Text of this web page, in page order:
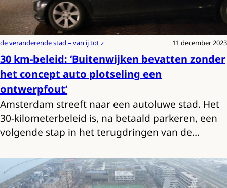
de veranderende stad – van ij tot z 11 december 2023
30 km-beleid: ‘Buitenwijken bevatten zonder
het concept auto plotseling een
ontwerpfout’
Amsterdam streeft naar een autoluwe stad. Het
30-kilometerbeleid is, na betaald parkeren, een
volgende stap in het terugdringen van de…